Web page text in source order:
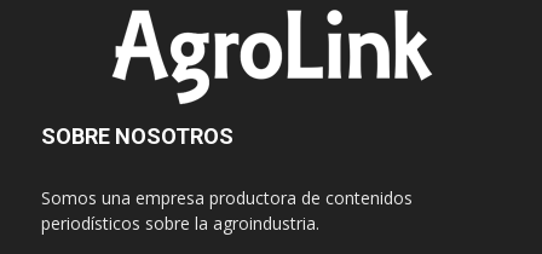
SOBRE NOSOTROS
Somos una empresa productora de contenidos
periodísticos sobre la agroindustria.